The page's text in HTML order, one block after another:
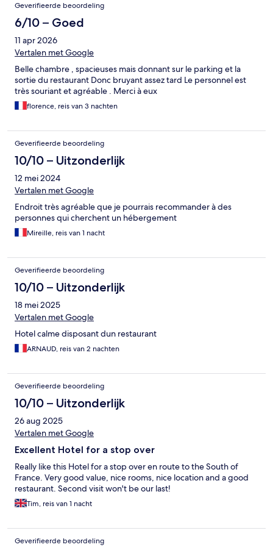
Geverifieerde beoordeling
6/10 – Goed
11 apr 2026
Vertalen met Google
Belle chambre , spacieuses mais donnant sur le parking et la
sortie du restaurant Donc bruyant assez tard Le personnel est
très souriant et agréable . Merci à eux
florence, reis van 3 nachten
Geverifieerde beoordeling
10/10 – Uitzonderlijk
12 mei 2024
Vertalen met Google
Endroit très agréable que je pourrais recommander à des
personnes qui cherchent un hébergement
Mireille, reis van 1 nacht
Geverifieerde beoordeling
10/10 – Uitzonderlijk
18 mei 2025
Vertalen met Google
Hotel calme disposant dun restaurant
ARNAUD, reis van 2 nachten
Geverifieerde beoordeling
10/10 – Uitzonderlijk
26 aug 2025
Vertalen met Google
Excellent Hotel for a stop over
Really like this Hotel for a stop over en route to the South of
France. Very good value, nice rooms, nice location and a good
restaurant. Second visit won't be our last!
Tim, reis van 1 nacht
Geverifieerde beoordeling